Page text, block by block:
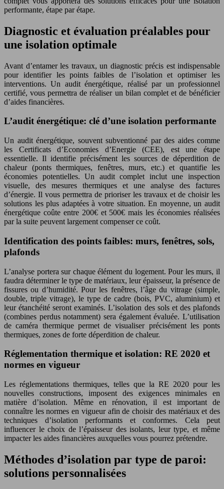
performante, étape par étape.
Diagnostic et évaluation préalables pour
une isolation optimale
Avant d’entamer les travaux, un diagnostic précis est indispensable
pour identifier les points faibles de l’isolation et optimiser les
interventions. Un audit énergétique, réalisé par un professionnel
certifié, vous permettra de réaliser un bilan complet et de bénéficier
d’aides financières.
L’audit énergétique: clé d’une isolation performante
Un audit énergétique, souvent subventionné par des aides comme
les Certificats d’Economies d’Energie (CEE), est une étape
essentielle. Il identifie précisément les sources de déperdition de
chaleur (ponts thermiques, fenêtres, murs, etc.) et quantifie les
économies potentielles. Un audit complet inclut une inspection
visuelle, des mesures thermiques et une analyse des factures
d’énergie. Il vous permettra de prioriser les travaux et de choisir les
solutions les plus adaptées à votre situation. En moyenne, un audit
énergétique coûte entre 200€ et 500€ mais les économies réalisées
par la suite peuvent largement compenser ce coût.
Identification des points faibles: murs, fenêtres, sols,
plafonds
L’analyse portera sur chaque élément du logement. Pour les murs, il
faudra déterminer le type de matériaux, leur épaisseur, la présence de
fissures ou d’humidité. Pour les fenêtres, l’âge du vitrage (simple,
double, triple vitrage), le type de cadre (bois, PVC, aluminium) et
leur étanchéité seront examinés. L’isolation des sols et des plafonds
(combines perdus notamment) sera également évaluée. L’utilisation
de caméra thermique permet de visualiser précisément les ponts
thermiques, zones de forte déperdition de chaleur.
Réglementation thermique et isolation: RE 2020 et
normes en vigueur
Les réglementations thermiques, telles que la RE 2020 pour les
nouvelles constructions, imposent des exigences minimales en
matière d’isolation. Même en rénovation, il est important de
connaître les normes en vigueur afin de choisir des matériaux et des
techniques d’isolation performants et conformes. Cela peut
influencer le choix de l’épaisseur des isolants, leur type, et même
impacter les aides financières auxquelles vous pourrez prétendre.
Méthodes d’isolation par type de paroi:
solutions personnalisées